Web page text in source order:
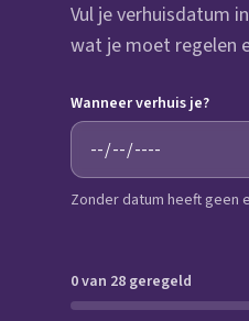
Vul je verhuisdatum
wat je moet regelen
Wanneer verhuis je?
Zonder datum heeft geen
0 van 28 geregeld